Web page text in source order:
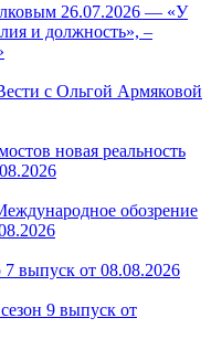
26.07.2026 — «У
и должность», –
с Ольгой Армяковой
новая реальность
обозрение
выпуск от 08.08.2026
9 выпуск от